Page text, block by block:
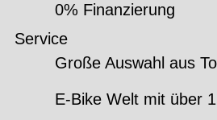
0% Finanzierung
Service
Große Auswahl aus
E-Bike Welt mit über